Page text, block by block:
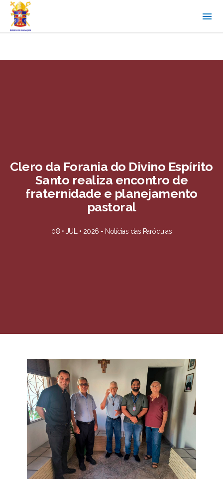
Clero da Forania do Divino Espírito
Santo realiza encontro de
fraternidade e planejamento
pastoral
08 • JUL • 2026 - Notícias das Paróquias